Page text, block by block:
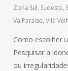
Zona Sul, Sudeste,
ValParaíso, Vila
Como escolher
Pesquisar a
ou